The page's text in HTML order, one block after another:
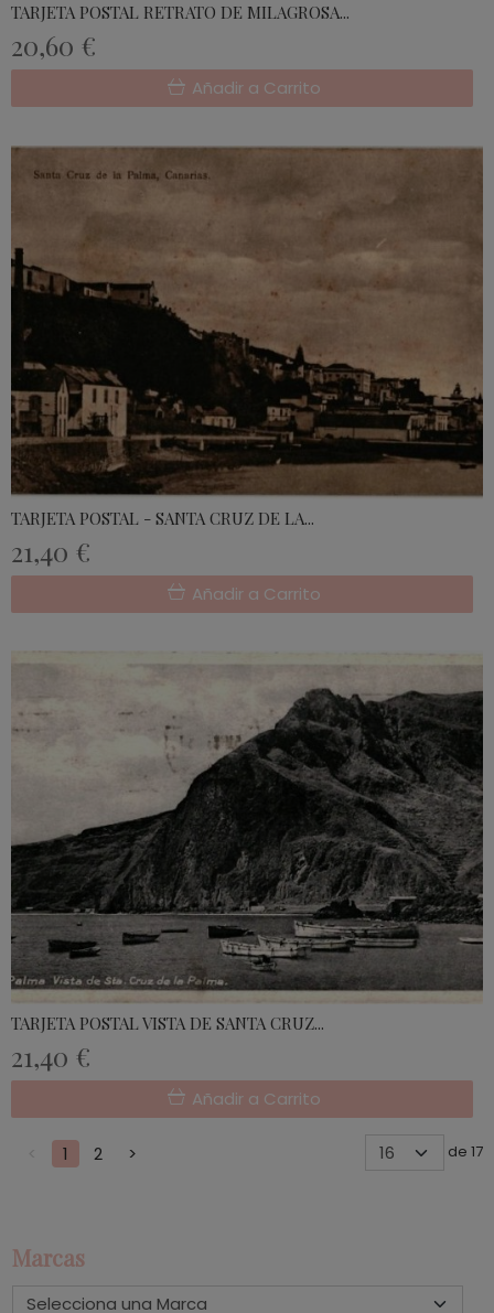
Marcas
TARJETA POSTAL RETRATO DE MILAGROSA...
20,60 €
Añadir a Carrito
TARJETA POSTAL - SANTA CRUZ DE LA...
21,40 €
Añadir a Carrito
TARJETA POSTAL VISTA DE SANTA CRUZ...
21,40 €
Añadir a Carrito
1 2 > de 17